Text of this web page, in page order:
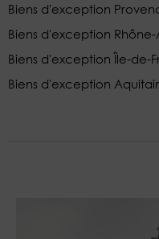
Biens d'exception
Biens d'exception Rhône-
Biens d'exception Île-de-
Biens d'exception